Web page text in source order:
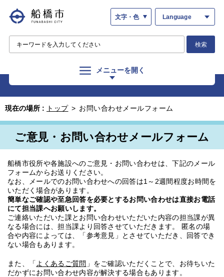
文字・色 Language
検索
メニューを開く
現在の場所 : トップ > お問い合わせメールフォーム
ご意見・お問い合わせメールフォーム
船橋市役所や各施設へのご意見・お問い合わせは、下記のメール
フォームからお送りください。
なお、メールでのお問い合わせへの回答は1～2週間程度お時間を
いただく場合があります。
簡単なご確認や至急回答を必要とするお問い合わせは直接お電話
にて担当課へお願いします。
ご連絡いただいた課とお問い合わせいただいた内容の担当課が異
なる場合には、担当課より回答させていただきます。 匿名の場
合や内容によっては、「参考意見」とさせていただき、回答でき
ない場合もあります。
また、「 よくあるご質問 」をご確認いただくことで、お待ちいた
だかずにお問い合わせ内容が解決する場合もあります。